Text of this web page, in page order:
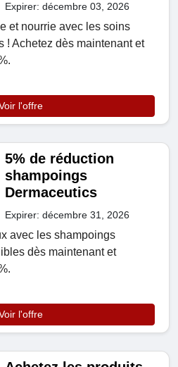
Expirer: décembre 03, 2026
et nourrie avec les soins
! Achetez dès maintenant et
l'offre
5% de réduction
shampoings
Dermaceutics
Expirer: décembre 31, 2026
avec les shampoings
dès maintenant et
l'offre